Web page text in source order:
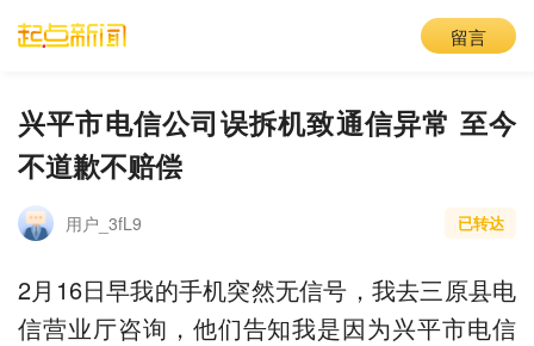
留言
兴平市电信公司误拆机致通信异常 至今
不道歉不赔偿
用户_3fL9 已转达
2月16日早我的手机突然无信号，我去三原县电
信营业厅咨询，他们告知我是因为兴平市电信